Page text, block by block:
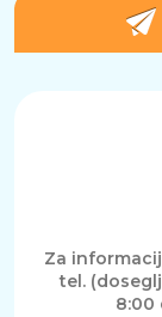
Za
tel.
8:00